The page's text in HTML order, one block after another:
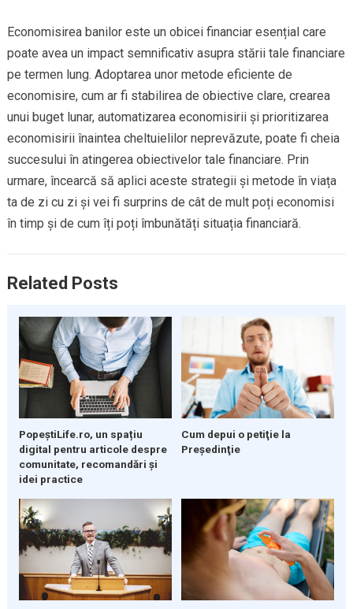
Economisirea banilor este un obicei financiar esențial care
poate avea un impact semnificativ asupra stării tale financiare
pe termen lung. Adoptarea unor metode eficiente de
economisire, cum ar fi stabilirea de obiective clare, crearea
unui buget lunar, automatizarea economisirii și prioritizarea
economisirii înaintea cheltuielilor neprevăzute, poate fi cheia
succesului în atingerea obiectivelor tale financiare. Prin
urmare, încearcă să aplici aceste strategii și metode în viața
ta de zi cu zi și vei fi surprins de cât de mult poți economisi
în timp și de cum îți poți îmbunătăți situația financiară.
Related Posts
PopeștiLife.ro, un spațiu
digital pentru articole despre
comunitate, recomandări și
idei practice
Cum depui o petiţie la
Preşedinţie